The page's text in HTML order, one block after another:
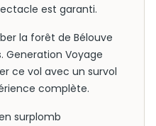
est garanti.
la forêt de Bélouve
Generation Voyage
ce vol avec un survol
complète.
surplomb